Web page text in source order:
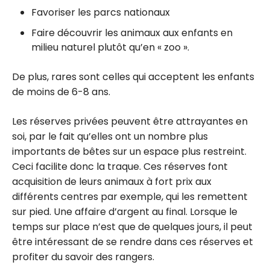
Favoriser les parcs nationaux
Faire découvrir les animaux aux enfants en
milieu naturel plutôt qu’en « zoo ».
De plus, rares sont celles qui acceptent les enfants
de moins de 6-8 ans.
Les réserves privées peuvent être attrayantes en
soi, par le fait qu’elles ont un nombre plus
importants de bêtes sur un espace plus restreint.
Ceci facilite donc la traque. Ces réserves font
acquisition de leurs animaux à fort prix aux
différents centres par exemple, qui les remettent
sur pied. Une affaire d’argent au final. Lorsque le
temps sur place n’est que de quelques jours, il peut
être intéressant de se rendre dans ces réserves et
profiter du savoir des rangers.